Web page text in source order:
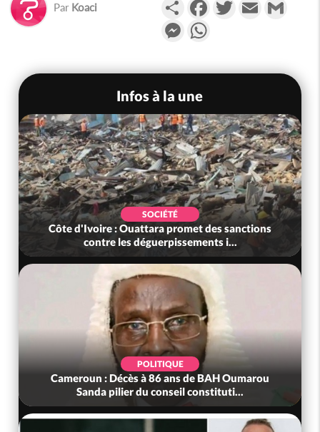
Par Koaci
Messenger
Infos à la une
SOCIÉTÉ
Côte d'Ivoire : Ouattara promet des sanctions
contre les déguerpissements i...
POLITIQUE
Cameroun : Décès à 86 ans de BAH Oumarou
Sanda pilier du conseil constituti...